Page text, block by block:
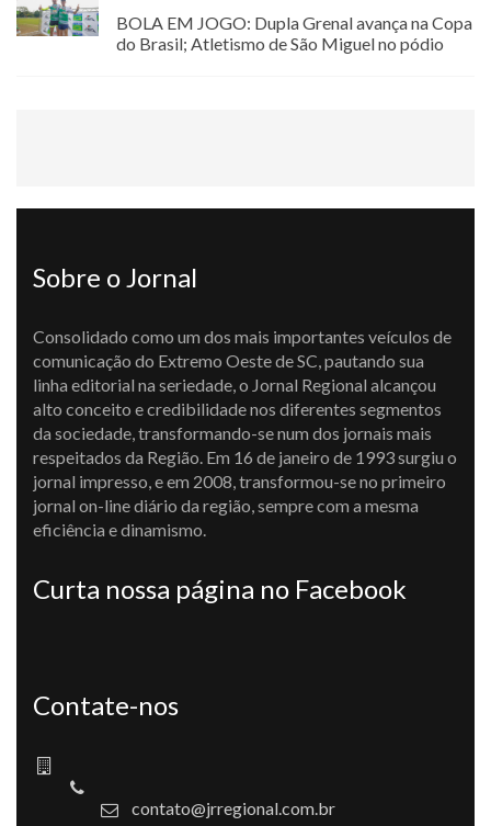
BOLA EM JOGO: Dupla Grenal avança na Copa
do Brasil; Atletismo de São Miguel no pódio
Sobre o Jornal
Consolidado como um dos mais importantes veículos de
comunicação do Extremo Oeste de SC, pautando sua
linha editorial na seriedade, o Jornal Regional alcançou
alto conceito e credibilidade nos diferentes segmentos
da sociedade, transformando-se num dos jornais mais
respeitados da Região. Em 16 de janeiro de 1993 surgiu o
jornal impresso, e em 2008, transformou-se no primeiro
jornal on-line diário da região, sempre com a mesma
eficiência e dinamismo.
Curta nossa página no Facebook
Contate-nos
contato@jrregional.com.br